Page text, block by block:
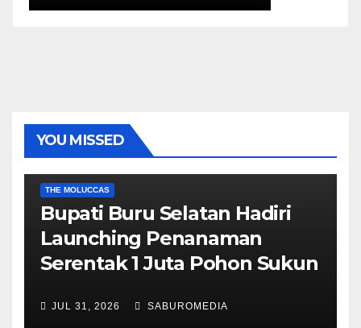
YOU MISSED
THE MOLUCCAS
Bupati Buru Selatan Hadiri
Launching Penanaman
Serentak 1 Juta Pohon Sukun
JUL 31, 2026 SABUROMEDIA
AMBON METRO JURNALISME AKTIVIS